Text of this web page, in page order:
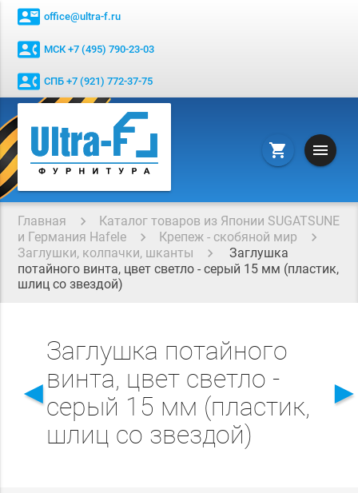
contact_mail office@ultra-f.ru
contact_phone МСК +7 (495) 790-23-03
contact_phone СПБ +7 (921) 772-37-75
shopping_cart menu
Главная
Каталог товаров из Японии SUGATSUNE
и Германия Hafele
Крепеж - скобяной мир
Заглушки, колпачки, шканты
Заглушка
потайного винта, цвет светло - серый 15 мм (пластик,
шлиц со звездой)
◄
Заглушка потайного
винта, цвет светло -
серый 15 мм (пластик,
шлиц со звездой)